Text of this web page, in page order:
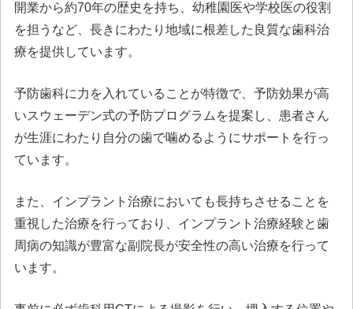
開業から約70年の歴史を持ち、幼稚園医や学校医の役割
を担うなど、長きにわたり地域に根差した良質な歯科治
療を提供しています。
予防歯科に力を入れていることが特徴で、予防効果が高
いスウェーデン式の予防プログラムを提案し、患者さん
が生涯にわたり自分の歯で噛めるようにサポートを行っ
ています。
また、インプラント治療においても長持ちさせることを
重視した治療を行っており、インプラント治療経験と歯
周病の知識が豊富な副院長が安全性の高い治療を行って
います。